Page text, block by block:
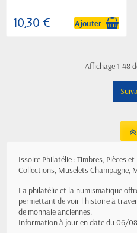
10,30 € Ajouter
Affichage 1-48
Issoire Philatélie : Timbres, Pièces
Collections, Muselets Champagne,
La philatélie et la numismatique
permettant de voir l histoire à
de monnaie anciennes.
Information à jour en date du 06/